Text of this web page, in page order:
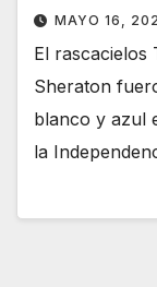
MAYO 16,
El
Sheraton
blanco y azul
la